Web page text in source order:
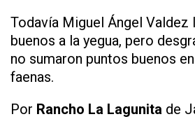
Todavía Miguel Ángel Valdez
buenos a la yegua, pero
no sumaron puntos buenos
faenas.
Por Rancho La Lagunita de